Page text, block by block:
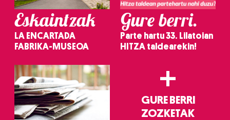
Eskaintzak
LA ENCARTADA
FABRIKA-MUSEOA
Gure berri.
Parte hartu 33. Lilatoian
HITZA taldearekin!
+
GURE BERRI
ZOZKETAK